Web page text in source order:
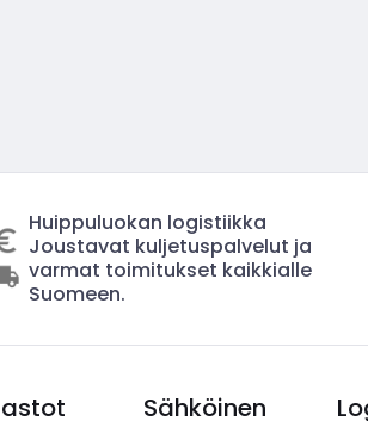
Huippuluokan logistiikka
Joustavat kuljetuspalvelut ja
varmat toimitukset kaikkialle
Suomeen.
Sähköinen